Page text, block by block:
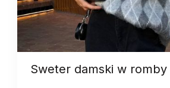
Sweter damski w romby